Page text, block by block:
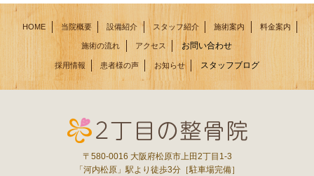
HOME 当院概要 設備紹介 スタッフ紹介 施術案内 料金案内
施術の流れ アクセス お問い合わせ
採用情報 患者様の声 お知らせ スタッフブログ
〒580-0016 大阪府松原市上田2丁目1-3
「河内松原」駅より徒歩3分［駐車場完備］